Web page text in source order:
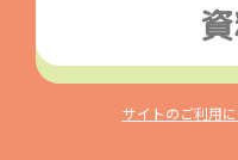
サイトのご利用